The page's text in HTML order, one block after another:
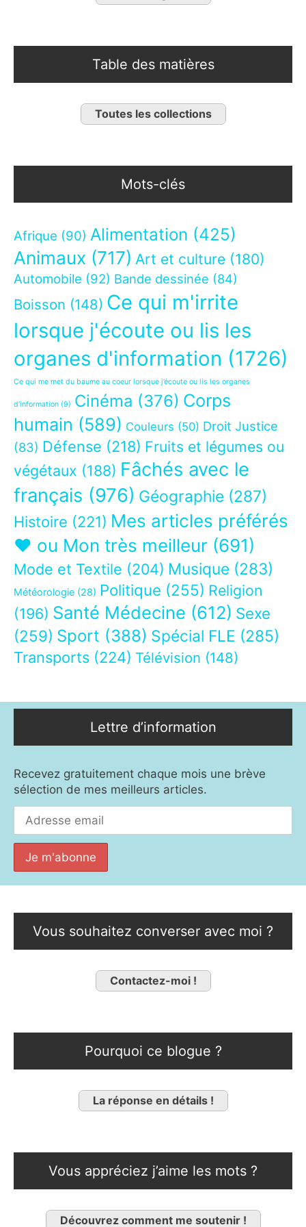
Table des matières
Toutes les collections
Mots-clés
Afrique (90) Alimentation (425)
Animaux (717) Art et culture (180)
Automobile (92) Bande dessinée (84)
Boisson (148) Ce qui m'irrite
lorsque j'écoute ou lis les
organes d'information (1726)
Ce qui me met du baume au coeur lorsque j’écoute ou lis les organes
d’information (9) Cinéma (376) Corps
humain (589) Couleurs (50) Droit Justice
(83) Défense (218) Fruits et légumes ou
végétaux (188) Fâchés avec le
français (976) Géographie (287)
Histoire (221) Mes articles préférés
❤ ou Mon très meilleur (691)
Mode et Textile (204) Musique (283)
Météorologie (28) Politique (255) Religion
(196) Santé Médecine (612) Sexe
(259) Sport (388) Spécial FLE (285)
Transports (224) Télévision (148)
Lettre d’information
Recevez gratuitement chaque mois une brève
sélection de mes meilleurs articles.
Vous souhaitez converser avec moi ?
Contactez-moi !
Pourquoi ce blogue ?
La réponse en détails !
Vous appréciez j’aime les mots ?
Découvrez comment me soutenir !